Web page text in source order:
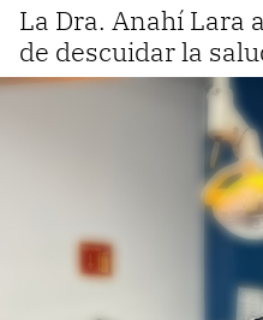
La Dra. Anahí Lara
de descuidar la